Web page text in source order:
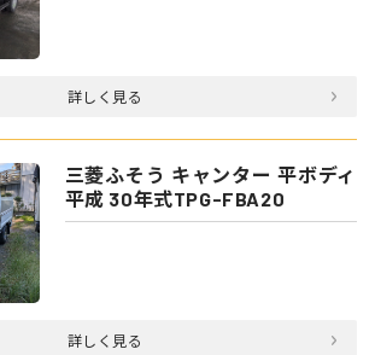
詳しく見る
三菱ふそう キャンター 平ボディ
平成 30年式TPG-FBA20
詳しく見る